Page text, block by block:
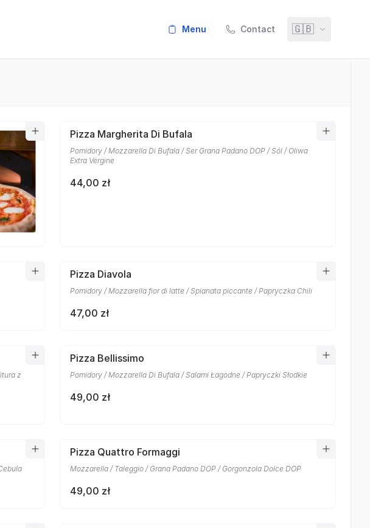
menu Contact 🇬🇧
Pizza Margherita Di Bufala
Pomidory / Mozzarella Di Bufala / Ser Grana Padano DOP / Sól / Oliwa
Extra Vergine
44,00 zł
Pizza Diavola
Pomidory / Mozzarella fior di latte / Spianata piccante / Papryczka Chili
47,00 zł
z
Pizza Bellissimo
Pomidory / Mozzarella Di Bufala / Salami Łagodne / Papryczki Słodkie
49,00 zł
Pizza Quattro Formaggi
Mozzarella / Taleggio / Grana Padano DOP / Gorgonzola Dolce DOP
49,00 zł